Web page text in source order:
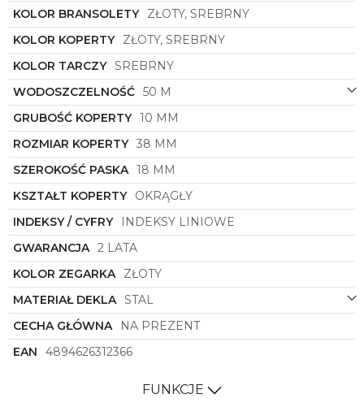
KOLOR BRANSOLETY ZŁOTY, SREBRNY
KOLOR KOPERTY ZŁOTY, SREBRNY
KOLOR TARCZY SREBRNY
WODOSZCZELNOŚĆ 50 M
GRUBOŚĆ KOPERTY 10 MM
ROZMIAR KOPERTY 38 MM
SZEROKOŚĆ PASKA 18 MM
KSZTAŁT KOPERTY OKRĄGŁY
INDEKSY / CYFRY
INDEKSY LINIOWE
GWARANCJA 2 LATA
KOLOR ZEGARKA ZŁOTY
MATERIAŁ DEKLA STAL
CECHA GŁÓWNA
NA PREZENT
EAN
4894626312366
FUNKCJE